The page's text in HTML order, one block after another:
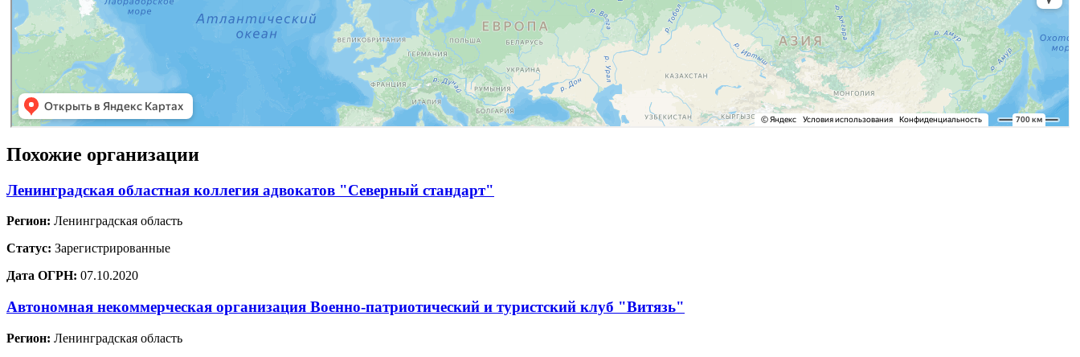
Похожие организации
Ленинградская областная коллегия адвокатов "Северный стандарт"
Регион: Ленинградская область
Статус: Зарегистрированные
Дата ОГРН: 07.10.2020
Автономная некоммерческая организация Военно-патриотический и туристский клуб "Витязь"
Регион: Ленинградская область